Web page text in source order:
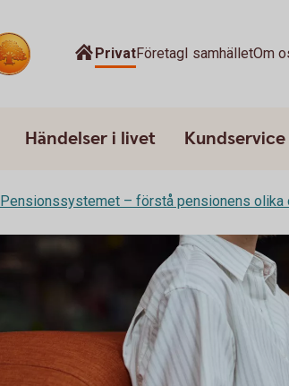
PrivatFöretagI samhälletOm
Händelser i livet Kundservice
Pensionssystemet – förstå pensionens olika